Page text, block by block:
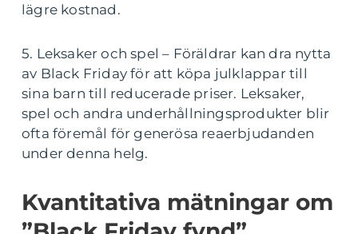
lägre kostnad.
5. Leksaker och spel – Föräldrar kan dra nytta
av Black Friday för att köpa julklappar till
sina barn till reducerade priser. Leksaker,
spel och andra underhållningsprodukter blir
ofta föremål för generösa reaerbjudanden
under denna helg.
Kvantitativa mätningar om